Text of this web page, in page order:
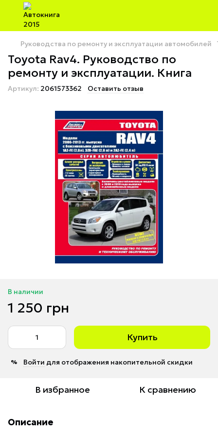
Руководства по ремонту и эксплуатации автомобилей
Toyota Rav4. Руководство по
ремонту и эксплуатации. Книга
Артикул: 2061573362 Оставить отзыв
В наличии
1 250 грн
Купить
% Войти для отображения накопительной скидки
В избранное К сравнению
Описание